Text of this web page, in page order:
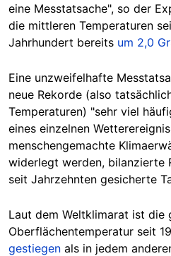
eine Messtatsache", so der
die mittleren Temperaturen
Jahrhundert bereits um 2,0
Eine unzweifelhafte
neue Rekorde (also
Temperaturen) "sehr viel
eines einzelnen
menschengemachte
widerlegt werden, bilanzierte
seit Jahrzehnten gesicherte
Laut dem Weltklimarat ist die
Oberflächentemperatur seit
gestiegen als in jedem